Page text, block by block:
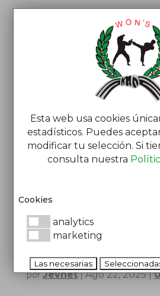
MINI
(DE 7 A 9
AÑOS)
porJevnet|Ago 22, 2025|
Esta web usa cookies
estadísticos. Puedes
modificar tu selección. Si
consulta nuestra
Cookies
analytics
marketing
Las necesarias